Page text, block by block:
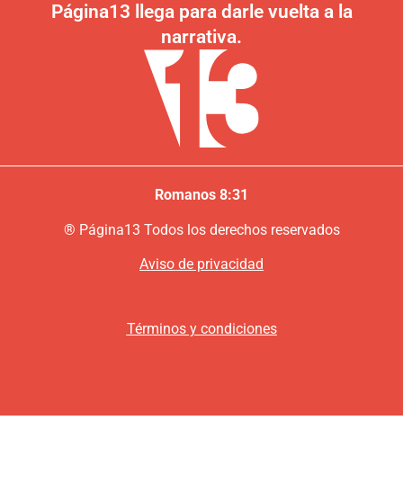
Página13 llega para darle vuelta a la
narrativa.
Romanos 8:31
® Página13 Todos los derechos reservados
Aviso de privacidad
Términos y condiciones